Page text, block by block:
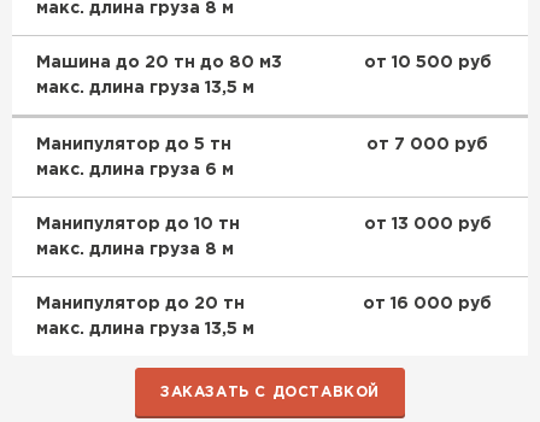
макс. длина груза 8 м
Машина до 20 тн до 80 м3
макс. длина груза 13,5 м
от 10 500 руб
Манипулятор до 5 тн
макс. длина груза 6 м
от 7 000 руб
Манипулятор до 10 тн
макс. длина груза 8 м
от 13 000 руб
Манипулятор до 20 тн
макс. длина груза 13,5 м
от 16 000 руб
ЗАКАЗАТЬ С ДОСТАВКОЙ